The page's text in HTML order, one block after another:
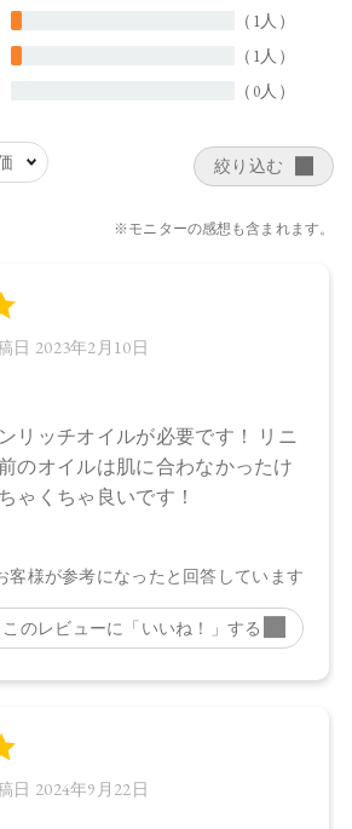
1
詳しい在庫状況につきましては、各店
い。
けまで１～２週間かかる場合がござい
アル等の理由により、写真と異なる場
います。
様が変更になる場合がございます。